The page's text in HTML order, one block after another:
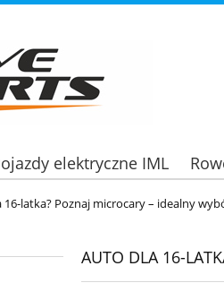
elektryczne IML
16-latka? Poznaj microcary – idealny
AUTO DLA 16-